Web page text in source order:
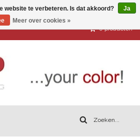
0 producten
website te verbeteren. Is dat akkoord?
Ja
Meer over cookies »